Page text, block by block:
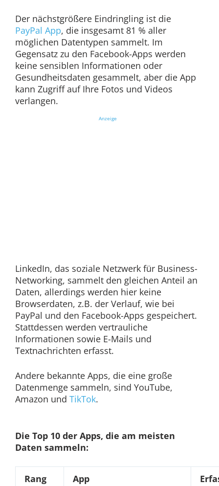
Der nächstgrößere Eindringling ist die
PayPal App, die insgesamt 81 % aller
möglichen Datentypen sammelt. Im
Gegensatz zu den Facebook-Apps werden
keine sensiblen Informationen oder
Gesundheitsdaten gesammelt, aber die App
kann Zugriff auf Ihre Fotos und Videos
verlangen.
Anzeige
LinkedIn, das soziale Netzwerk für Business-
Networking, sammelt den gleichen Anteil an
Daten, allerdings werden hier keine
Browserdaten, z.B. der Verlauf, wie bei
PayPal und den Facebook-Apps gespeichert.
Stattdessen werden vertrauliche
Informationen sowie E-Mails und
Textnachrichten erfasst.
Andere bekannte Apps, die eine große
Datenmenge sammeln, sind YouTube,
Amazon und TikTok.
Die Top 10 der Apps, die am meisten
Daten sammeln:
Rang App